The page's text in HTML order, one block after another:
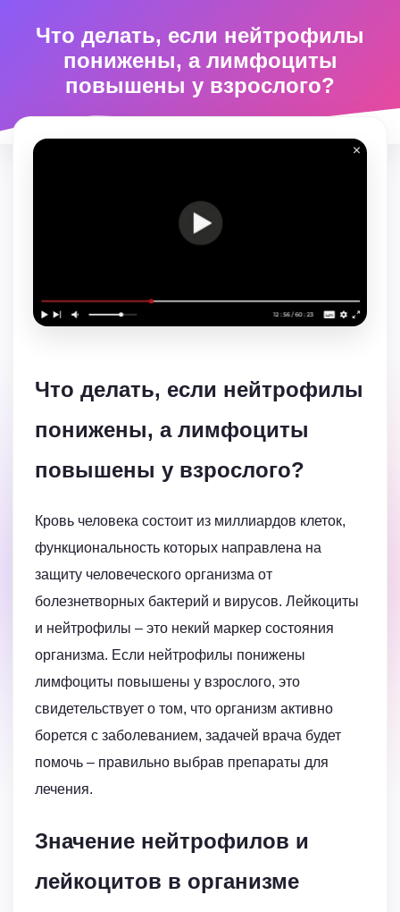
Что делать, если нейтрофилы
понижены, а лимфоциты
повышены у взрослого?
Что делать, если нейтрофилы
понижены, а лимфоциты
повышены у взрослого?
Кровь человека состоит из миллиардов клеток,
функциональность которых направлена на
защиту человеческого организма от
болезнетворных бактерий и вирусов. Лейкоциты
и нейтрофилы – это некий маркер состояния
организма. Если нейтрофилы понижены
лимфоциты повышены у взрослого, это
свидетельствует о том, что организм активно
борется с заболеванием, задачей врача будет
помочь – правильно выбрав препараты для
лечения.
Значение нейтрофилов и
лейкоцитов в организме